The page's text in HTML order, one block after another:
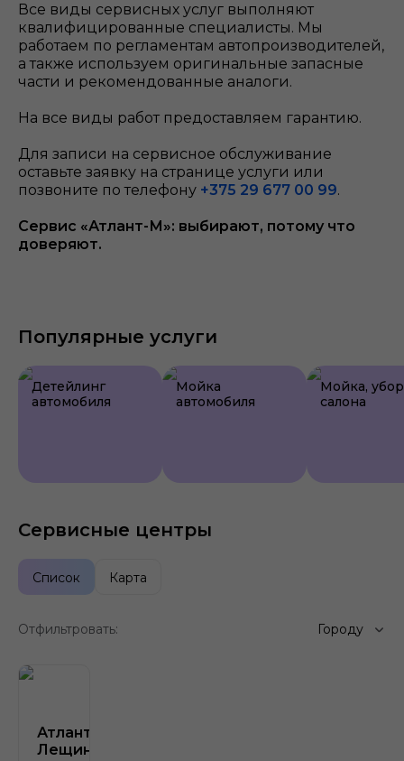
Все виды сервисных услуг выполняют
квалифицированные специалисты. Мы
работаем по регламентам автопроизводителей,
а также используем оригинальные запасные
части и рекомендованные аналоги.
На все виды работ предоставляем гарантию.
Для записи на сервисное обслуживание
оставьте заявку на странице услуги или
позвоните по телефону +375 29 677 00 99.
Сервис «Атлант-М»: выбирают, потому что
доверяют.
Популярные услуги
Детейлинг
автомобиля
Мойка
автомобиля
Мойка,
салона
Сервисные центры
Список Карта
Отфильтровать: Городу
Атлант-М
Лещинского